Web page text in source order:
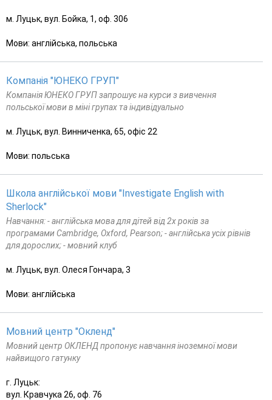
м. Луцьк, вул. Бойка, 1, оф. 306
Мови: англійська, польська
Компанія "ЮНЕКО ГРУП"
Компанія ЮНЕКО ГРУП запрошує на курси з вивчення
польської мови в міні групах та індивідуально
м. Луцьк, вул. Винниченка, 65, офіс 22
Мови: польська
Школа англійської мови "Investigate English with
Sherlock"
Навчання: - англійська мова для дітей від 2х років за
програмами Cambridge, Oxford, Pearson; - англійська усіх рівнів
для дорослих; - мовний клуб
м. Луцьк, вул. Олеся Гончара, 3
Мови: англійська
Мовний центр "Окленд"
Мовний центр ОКЛЕНД пропонує навчання іноземної мови
найвищого гатунку
г. Луцьк:
вул. Кравчука 26, оф. 76